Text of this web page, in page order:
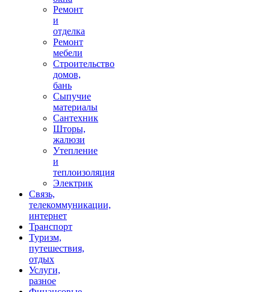
Ремонт
и
отделка
Ремонт
мебели
Строительство
домов,
бань
Сыпучие
материалы
Сантехник
Шторы,
жалюзи
Утепление
и
теплоизоляция
Электрик
Связь,
телекоммуникации,
интернет
Транспорт
Туризм,
путешествия,
отдых
Услуги,
разное